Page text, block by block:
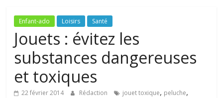
de
toute
famille
Enfant-ado Loisirs Santé
Jouets : évitez les
substances dangereuses
et toxiques
22 février 2014 Rédaction jouet toxique, peluche,